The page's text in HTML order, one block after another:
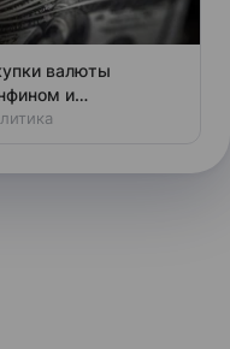
валюты
и
разогнали